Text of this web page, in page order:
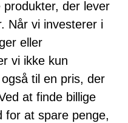
der lever
Når vi investerer i
eller
vi ikke kun
til en pris, der
at finde billige
for at spare penge,